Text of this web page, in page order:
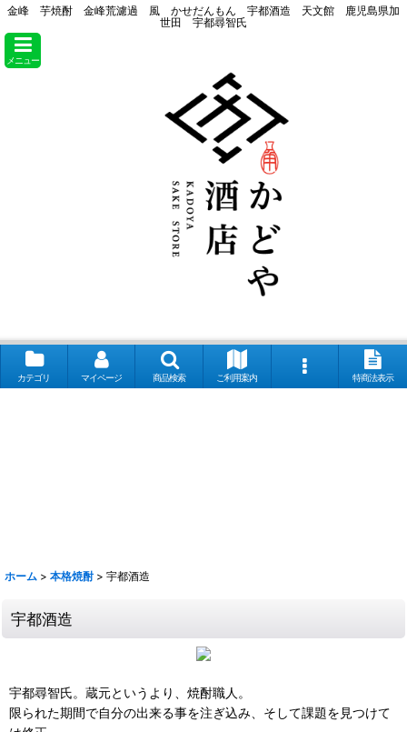
金峰 芋焼酎 金峰荒濾過 風 かせだんもん 宇都酒造 天文館 鹿児島県加
世田 宇都尋智氏
メニュー
カテゴリ マイページ 商品検索 ご利用案内 特商法表示
ホーム > 本格焼酎 > 宇都酒造
宇都酒造
宇都尋智氏。蔵元というより、焼酎職人。
限られた期間で自分の出来る事を注ぎ込み、そして課題を見つけて